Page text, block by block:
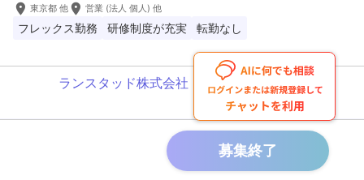
募集終了
room 東京都 他 room 営業 (法人 個人) 他
フレックス勤務 研修制度が充実 転勤なし
ランスタッド株式会社
募集終了